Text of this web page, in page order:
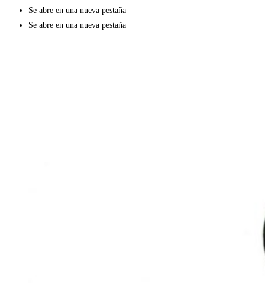
Se abre en una nueva pestaña
Se abre en una nueva pestaña